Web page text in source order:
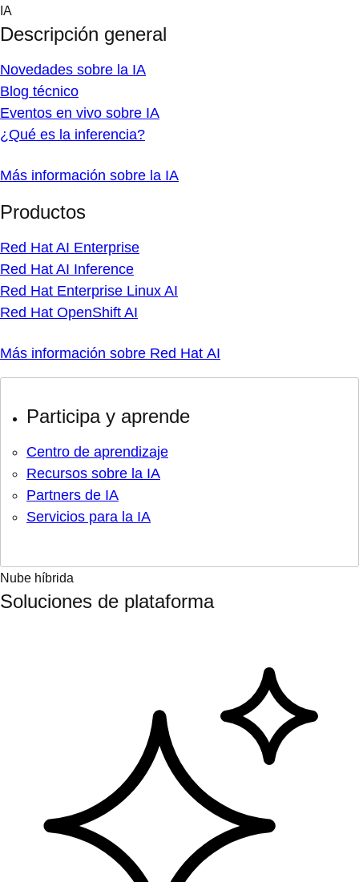
Skip
content
IA
Descripción general
Novedades sobre la IA
Blog técnico
Eventos en vivo sobre IA
¿Qué es la inferencia?
Más información sobre la IA
Productos
Red Hat AI Enterprise
Red Hat AI Inference
Red Hat Enterprise Linux AI
Red Hat OpenShift AI
Más información sobre Red Hat AI
Participa y aprende
Centro de aprendizaje
Recursos sobre la IA
Partners de IA
Servicios para la IA
Nube híbrida
Soluciones de plataforma